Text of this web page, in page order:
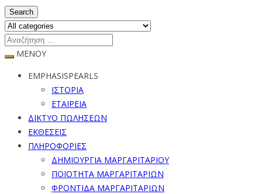
Search
ΜΕΝΟΥ
EMPHASISPEARLS
ΙΣΤΟΡΙΑ
ΕΤΑΙΡΕΙΑ
ΔΙΚΤΥΟ ΠΩΛΗΣΕΩΝ
ΕΚΘΕΣΕΙΣ
ΠΛΗΡΟΦΟΡΙΕΣ
ΔΗΜΙΟΥΡΓΙΑ ΜΑΡΓΑΡΙΤΑΡΙΟΥ
ΠΟΙΟΤΗΤΑ ΜΑΡΓΑΡΙΤΑΡΙΩΝ
ΦΡΟΝΤΙΔΑ ΜΑΡΓΑΡΙΤΑΡΙΩΝ